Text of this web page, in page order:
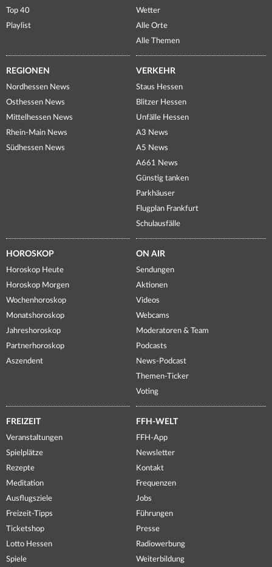
Top 40
Playlist
Wetter
Alle Orte
Alle Themen
REGIONEN
Nordhessen News
Osthessen News
Mittelhessen News
Rhein-Main News
Südhessen News
VERKEHR
Staus Hessen
Blitzer Hessen
Unfälle Hessen
A3 News
A5 News
A661 News
Günstig tanken
Parkhäuser
Flugplan Frankfurt
Schulausfälle
HOROSKOP
Horoskop Heute
Horoskop Morgen
Wochenhoroskop
Monatshoroskop
Jahreshoroskop
Partnerhoroskop
Aszendent
ON AIR
Sendungen
Aktionen
Videos
Webcams
Moderatoren & Team
Podcasts
News-Podcast
Themen-Ticker
Voting
FREIZEIT
Veranstaltungen
Spielplätze
Rezepte
Meditation
Ausflugsziele
Freizeit-Tipps
Ticketshop
Lotto Hessen
Spiele
FFH-WELT
FFH-App
Newsletter
Kontakt
Frequenzen
Jobs
Führungen
Presse
Radiowerbung
Weiterbildung